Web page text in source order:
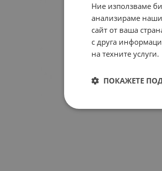
Ние използваме
анализираме
сайт от ваша
с друга
на техните услуги.
ПОКАЖЕТЕ